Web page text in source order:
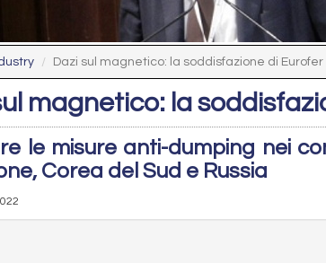
Dazi sul magnetico: la soddisfazione di Eurofer
magnetico: la
le misure anti-dumping nei
Corea del Sud e Russia